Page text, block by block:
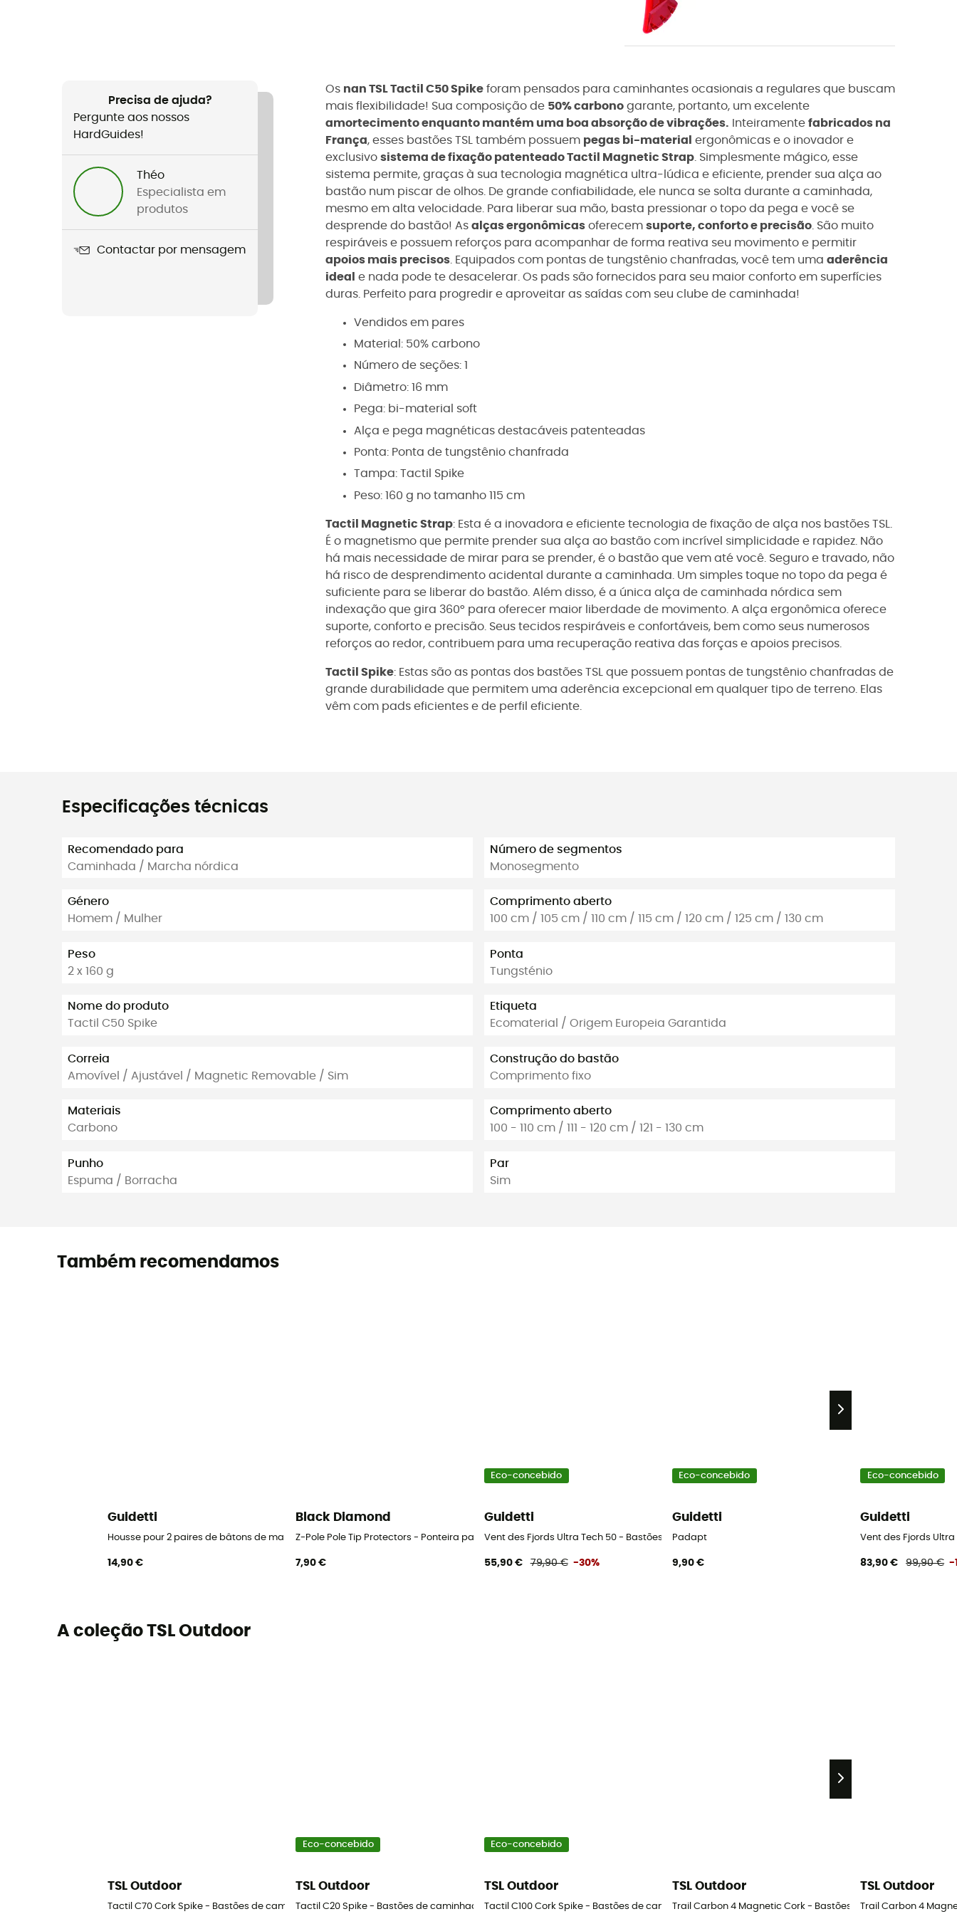
Precisa de ajuda?
Pergunte aos nossos
HardGuides!
Théo
Especialista em
produtos
Contactar por mensagem
Os nan TSL Tactil C50 Spike foram pensados para caminhantes ocasionais a regulares que buscam
mais flexibilidade! Sua composição de 50% carbono garante, portanto, um excelente
amortecimento enquanto mantém uma boa absorção de vibrações. Inteiramente fabricados na
França, esses bastões TSL também possuem pegas bi-material
ergonômicas e o inovador e
exclusivo sistema de fixação patenteado Tactil Magnetic Strap . Simplesmente mágico, esse
sistema permite, graças à sua tecnologia magnética ultra-lúdica e eficiente, prender sua alça ao
bastão num piscar de olhos. De grande confiabilidade, ele nunca se solta durante a caminhada,
mesmo em alta velocidade. Para liberar sua mão, basta pressionar o topo da pega e você se
desprende do bastão! As alças ergonômicas oferecem suporte, conforto e precisão . São muito
respiráveis e possuem reforços para acompanhar de forma reativa seu movimento e permitir
apoios mais precisos . Equipados com pontas de tungstênio chanfradas, você tem uma aderência
ideal
e nada pode te desacelerar. Os pads são fornecidos para seu maior conforto em superfícies
duras. Perfeito para progredir e aproveitar as saídas com seu clube de caminhada!
Vendidos em pares
Material: 50% carbono
Número de seções: 1
Diâmetro: 16 mm
Pega: bi-material soft
Alça e pega magnéticas destacáveis patenteadas
Ponta: Ponta de tungstênio chanfrada
Tampa: Tactil Spike
Peso: 160 g no tamanho 115 cm
Tactil Magnetic Strap: Esta é a inovadora e eficiente tecnologia de fixação de alça nos bastões TSL.
É o magnetismo que permite prender sua alça ao bastão com incrível simplicidade e rapidez. Não
há mais necessidade de mirar para se prender, é o bastão que vem até você. Seguro e travado, não
há risco de desprendimento acidental durante a caminhada. Um simples toque no topo da pega é
suficiente para se liberar do bastão. Além disso, é a única alça de caminhada nórdica sem
indexação que gira 360° para oferecer maior liberdade de movimento. A alça ergonômica oferece
suporte, conforto e precisão. Seus tecidos respiráveis e confortáveis, bem como seus numerosos
reforços ao redor, contribuem para uma recuperação reativa das forças e apoios precisos.
Tactil Spike: Estas são as pontas dos bastões TSL que possuem pontas de tungstênio chanfradas de
grande durabilidade que permitem uma aderência excepcional em qualquer tipo de terreno. Elas
vêm com pads eficientes e de perfil eficiente.
Especificações técnicas
Recomendado para
Caminhada / Marcha nórdica
Género
Homem / Mulher
Peso
2 x 160 g
Nome do produto
Tactil C50 Spike
Correia
Amovível / Ajustável / Magnetic Removable / Sim
Materiais
Carbono
Punho
Espuma / Borracha
Número de segmentos
Monosegmento
Comprimento aberto
100 cm / 105 cm / 110 cm / 115 cm / 120 cm / 125 cm / 130 cm
Ponta
Tungsténio
Etiqueta
Ecomaterial / Origem Europeia Garantida
Construção do bastão
Comprimento fixo
Comprimento aberto
100 - 110 cm / 111 - 120 cm / 121 - 130 cm
Par
Sim
Também recomendamos
Guidetti
Housse pour 2 paires de bâtons de marche nordique
14,90 €
Black Diamond
Z-Pole Pole Tip Protectors - Ponteira para bastão
7,90 €
Eco-concebido
Guidetti
Vent des Fjords Ultra Tech 50 - Bastões de caminhada nórdica
55,90 € 79,90 € -30%
Eco-concebido
Guidetti
Padapt
9,90 €
Eco-concebido
Guidetti
Vent des Fjords
83,90 € 99,90 € -
A coleção TSL Outdoor
TSL Outdoor
Tactil C70 Cork Spike - Bastões de caminhada nórdica
Eco-concebido
TSL Outdoor
Tactil C20 Spike - Bastões de caminhada nórdica
Eco-concebido
TSL Outdoor
Tactil C100 Cork Spike - Bastões de caminhada nórdica
TSL Outdoor
Trail Carbon 4 Magnetic Cork - Bastões de trail running
TSL Outdoor
Trail Carbon 4